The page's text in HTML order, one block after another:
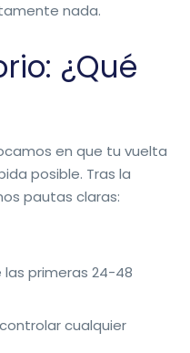
nada.
¿Qué
en que tu vuelta
posible. Tras la
pautas claras:
primeras 24-48
cualquier